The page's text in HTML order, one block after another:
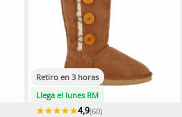
Retiro en 3 horas
Llega el lunes RM
4,9(60)